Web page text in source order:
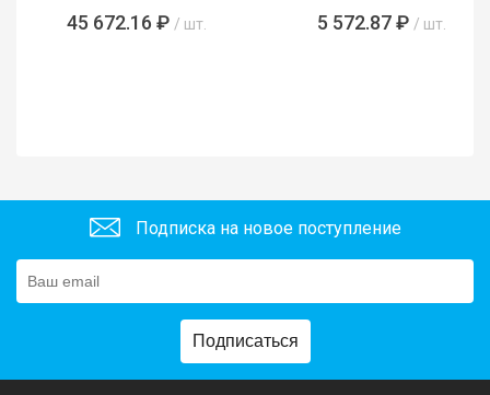
45 672.16 ₽ / шт. 5 572.87 ₽ / шт.
Подписка на новое поступление
Подписаться